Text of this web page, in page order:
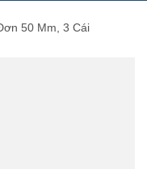
50 Mm, 3 Cái